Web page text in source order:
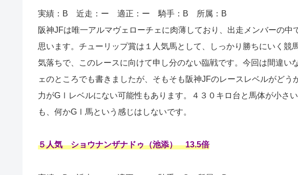
実績：B 近走：ー 適正：ー 騎手：B 所属：B
阪神JFは唯一アルマヴェローチェに肉薄しており、出走メンバーの中
思います。チューリップ賞は１人気馬として、しっかり勝ちにいく競
気落ちで、このレースに向けて申し分のない臨戦です。今回は間違い
ェのところでも書きましたが、そもそも阪神JFのレースレベルがど
力がGⅠレベルにない可能性もあります。４３０キロ台と馬体が小さ
も、何かGⅠ馬という感じはしないです。
５人気 ショウナンザナドゥ（池添） 13.5倍